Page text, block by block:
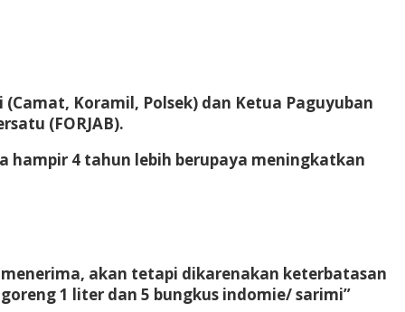
Koramil, Polsek) dan Ketua Paguyuban
(FORJAB).
hampir 4 tahun lebih berupaya meningkatkan
akan tetapi dikarenakan keterbatasan
1 liter dan 5 bungkus indomie/ sarimi”